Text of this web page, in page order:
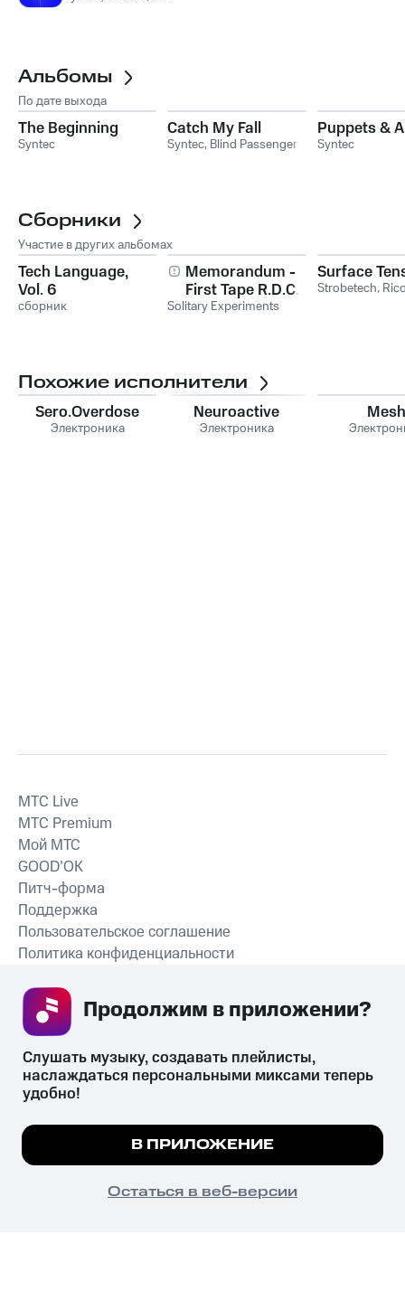
Альбомы
По дате выхода
The Beginning
Syntec
Catch My Fall
Syntec, Blind Passenger
Puppets &
Syntec
Сборники
Участие в других альбомах
Tech Language,
Vol. 6
сборник
Memorandum -
First Tape R.D.C.E.
& Best of Remixed
Solitary Experiments
Surface
Strobetech,
Похожие исполнители
Sero.Overdose
Электроника
Neuroactive
Электроника
Mesh
СКАЧАТЬ ПРИЛОЖЕНИЕ
MTС Live
MTС Premium
Мой МТС
GOOD’OK
Питч-форма
Поддержка
Пользовательское соглашение
Политика конфиденциальности
психотропных веществ, их аналогов причиняет вред здоровью,
их незаконный оборот запрещён и влечёт установленную
законодательством ответственность.
© 2026 ООО «КИОН».
Все права защищены
Мы используем куки, чтобы на сайте все
Подробнее
ПОНЯТНО
Слушать музыку, создавать плейлисты,
наслаждаться персональными миксами теперь
удобно!
В ПРИЛОЖЕНИЕ
Остаться в веб-версии